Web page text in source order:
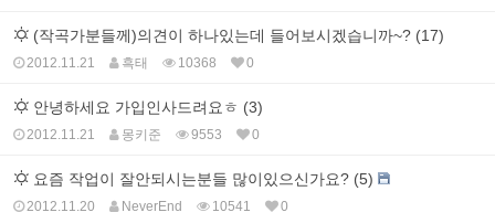
(작곡가분들께)의견이 하나있는데 들어보시겠습니까~? (17)
2012.11.21 흑태 10368 0
안녕하세요 가입인사드려요ㅎ (3)
2012.11.21 몽키준 9553 0
요즘 작업이 잘안되시는분들 많이있으신가요? (5)
2012.11.20 NeverEnd 10541 0